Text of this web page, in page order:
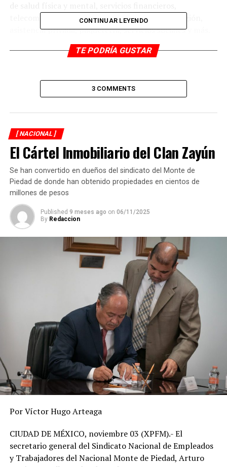
telecomunicaciones, educación, transporte, religión,
asistencia privada, paquetería, servicios sociales y más.
Además, el nuevo modelo contempla quelos datos
Nacional de Población en un plazo de 120 días.
¿Protección de derechos o vigilancia
masiva?
Durante la discusión, senadores de oposición advirtieron
legalizar el
espionaje a la ciudadanía, pues con una simple
consulta de CURP, cualquier autoridad podría acceder a
información personal detallada y sensible de millones de
mexicanos.
“Lo que ustedes están
haciendo es crear una
herramienta de espionaje
masivo”, señaló Ricardo
Anaya, coordinador del PAN
en el Senado, al advertir
que se abre la puerta para
que el Gobierno tenga
acceso a geolocalización,
hábitos de consumo,
historial médico y
relaciones personales.
La senadora Claudia Anaya (PRI) subrayó que, aunque la
CONTINUAR LEYENDO
TE PODRÍA GUSTAR
3 COMMENTS
[ NACIONAL ]
El Cártel Inmobiliario del Clan Zayún
Se han convertido en dueños del sindicato del Monte de
Piedad de donde han obtenido propiedades en cientos de
millones de pesos
Published 9 meses ago on 06/11/2025
By Redaccion
Por Víctor Hugo Arteaga
CIUDAD DE MÉXICO, noviembre 03 (XPFM).- El
secretario general del Sindicato Nacional de Empleados
y Trabajadores del Nacional Monte de Piedad, Arturo